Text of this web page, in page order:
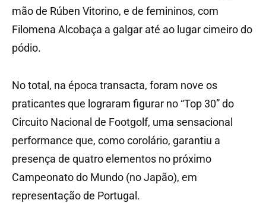
mão de Rúben Vitorino, e de femininos, com
Filomena Alcobaça a galgar até ao lugar cimeiro do
pódio.
No total, na época transacta, foram nove os
praticantes que lograram figurar no “Top 30” do
Circuito Nacional de Footgolf, uma sensacional
performance que, como corolário, garantiu a
presença de quatro elementos no próximo
Campeonato do Mundo (no Japão), em
representação de Portugal.